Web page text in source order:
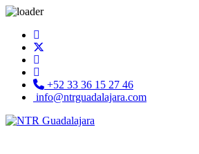
+52 33 36 15 27 46
info@ntrguadalajara.com